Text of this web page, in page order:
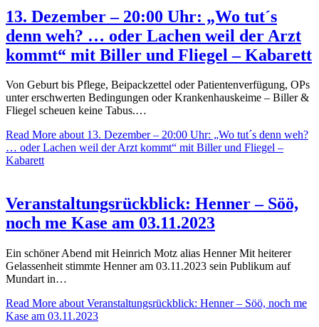
13. Dezember – 20:00 Uhr: „Wo tut´s
denn weh? … oder Lachen weil der Arzt
kommt“ mit Biller und Fliegel – Kabarett
Von Geburt bis Pflege, Beipackzettel oder Patientenverfügung, OPs
unter erschwerten Bedingungen oder Krankenhauskeime – Biller &
Fliegel scheuen keine Tabus.…
Read More about 13. Dezember – 20:00 Uhr: „Wo tut´s denn weh?
… oder Lachen weil der Arzt kommt“ mit Biller und Fliegel –
Kabarett
Veranstaltungsrückblick: Henner – Söö,
noch me Kase am 03.11.2023
Ein schöner Abend mit Heinrich Motz alias Henner Mit heiterer
Gelassenheit stimmte Henner am 03.11.2023 sein Publikum auf
Mundart in…
Read More about Veranstaltungsrückblick: Henner – Söö, noch me
Kase am 03.11.2023